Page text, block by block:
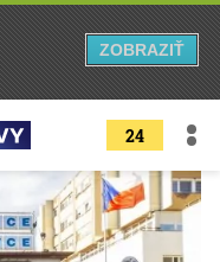
24
ZOBRAZIŤ